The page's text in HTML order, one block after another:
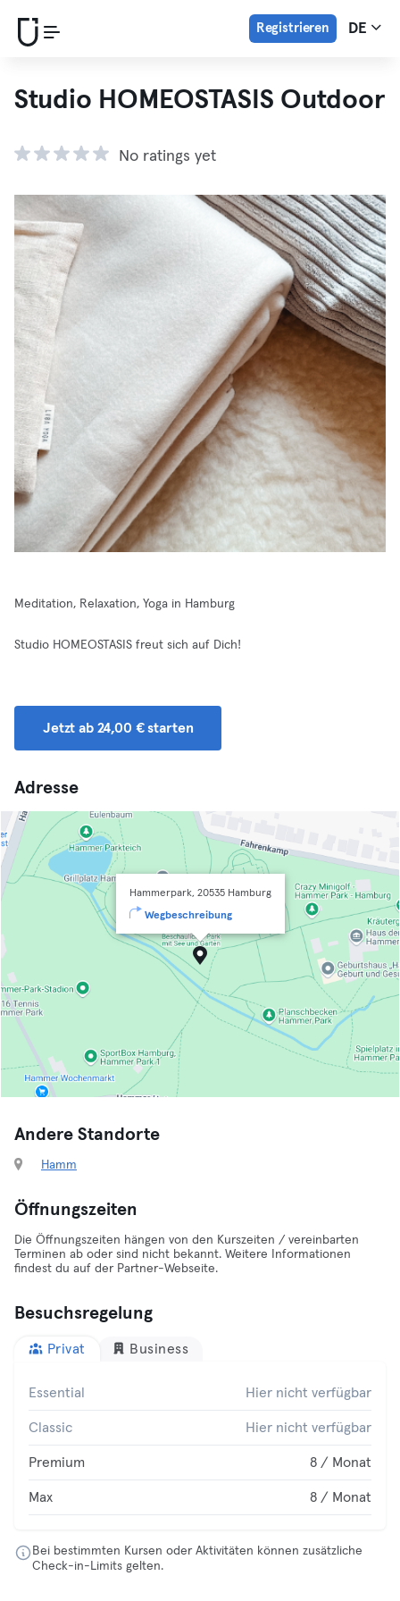
Registrieren DE
Studio HOMEOSTASIS Outdoor
No ratings yet
Meditation, Relaxation, Yoga in Hamburg
Studio HOMEOSTASIS freut sich auf Dich!
Jetzt ab 24,00 € starten
Adresse
Hammerpark, 20535 Hamburg
Wegbeschreibung
Andere Standorte
Hamm
Öffnungszeiten
Die Öffnungszeiten hängen von den Kurszeiten / vereinbarten
Terminen ab oder sind nicht bekannt. Weitere Informationen
findest du auf der Partner-Webseite.
Besuchsregelung
Privat Business
Essential Hier nicht verfügbar
Classic Hier nicht verfügbar
Premium 8 / Monat
Max 8 / Monat
Bei bestimmten Kursen oder Aktivitäten können zusätzliche
Check-in-Limits gelten.